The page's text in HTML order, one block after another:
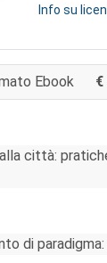
Info su
Ebook
AL
città:
di